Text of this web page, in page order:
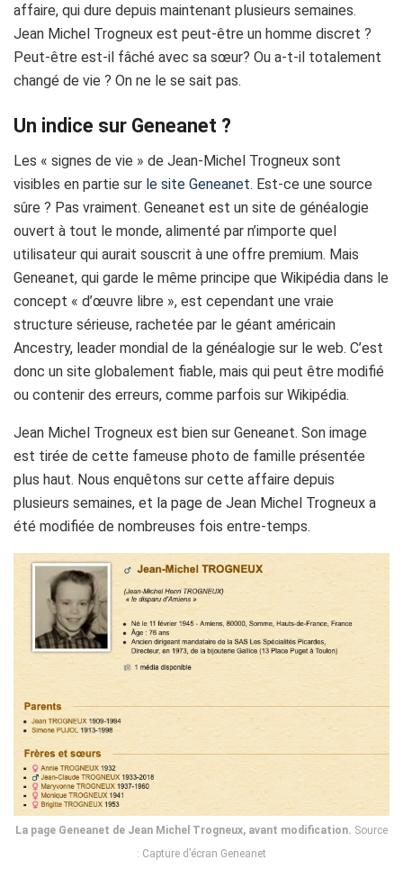
affaire, qui dure depuis maintenant plusieurs semaines.
Jean Michel Trogneux est peut-être un homme discret ?
Peut-être est-il fâché avec sa sœur? Ou a-t-il totalement
changé de vie ? On ne le se sait pas.
Un indice sur Geneanet ?
Les « signes de vie » de Jean-Michel Trogneux sont
visibles en partie sur le site Geneanet. Est-ce une source
sûre ? Pas vraiment. Geneanet est un site de généalogie
ouvert à tout le monde, alimenté par n’importe quel
utilisateur qui aurait souscrit à une offre premium. Mais
Geneanet, qui garde le même principe que Wikipédia dans le
concept « d’œuvre libre », est cependant une vraie
structure sérieuse, rachetée par le géant américain
Ancestry, leader mondial de la généalogie sur le web. C’est
donc un site globalement fiable, mais qui peut être modifié
ou contenir des erreurs, comme parfois sur Wikipédia.
Jean Michel Trogneux est bien sur Geneanet. Son image
est tirée de cette fameuse photo de famille présentée
plus haut. Nous enquêtons sur cette affaire depuis
plusieurs semaines, et la page de Jean Michel Trogneux a
été modifiée de nombreuses fois entre-temps.
La page Geneanet de Jean Michel Trogneux, avant modification. Source
: Capture d’écran Geneanet